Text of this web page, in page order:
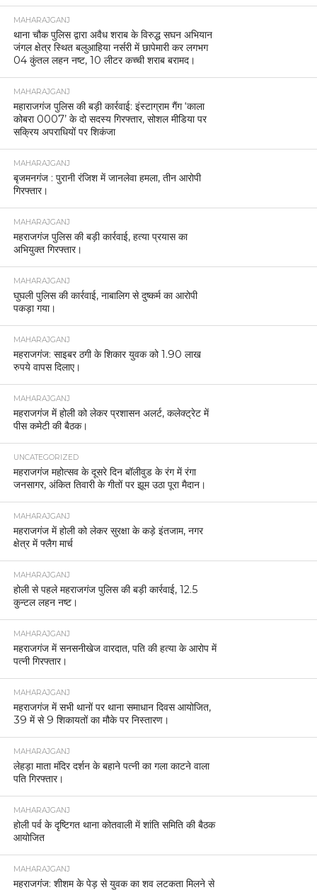
महराजगंज पुलिस ने गैंगेस्टर एक्ट के तहत बड़ी कार्रवाई करते
हुए थाना सिन्दुरिया क्षेत्र में सक्रिय एक गिरोह के खिलाफ
मुकदमा दर्ज किया है। यह कार्रवाई 8 जनवरी 2026 को की
गई।
महराजगंज पुलिस की बड़ी सफलता 20 लाख की साइबर ठगी
की रकम पीड़ित को वापस दिलाई।
MAHARAJGANJ
महराजगंज भाजपा जिलामंत्री का कथित वीडियो वायरल, जांच
की मांग तेज।
MAHARAJGANJ
बाल विकास परियोजना विभाग मिठौरा में मुख्य सेविका माधुरी
देवी का सेवानिवृत्ति सम्मान समारोह आयोजित।
MAHARAJGANJ
महराजगंज में पुलिस की दो बड़ी कार्यवाहियां, तस्करी और चोरी
के मामलों में आरोपी गिरफ्तार
महराजगंज महिला जिला अस्पताल बना कमीशनखोरी का
MAHARAJGANJ
महराजगंज: पुलिस ने मोटरसाइकिल की डिक्की से डेढ़ लाख
रुपये चोरी के मामले का किया खुलासा, मुख्य अभियुक्त
गिरफ्तार
MAHARAJGANJ
महराजगंज जनपद के थाना श्यामदेउरवां क्षेत्र में ऑनलाइन
जुआ खिलाने और उसका आयोजन करने वालों के खिलाफ
MAHARAJGANJ
कुदरत का करिश्मा या तक़दीर का खेल, महराजगंज में जन्मे
स्वस्थ।
MAHARAJGANJ
लकड़ी बरामद, ठेकेदार पर मुकदमा
MAHARAJGANJ
और बाइक मिलने से हड़कंप।
MAHARAJGANJ
ब्रीफकेस में मिला महिला का शव।
MAHARAJGANJ
मांगों को लेकर उठाई आवाज
MAHARAJGANJ
लगातार सातवीं बार हाईएस्ट PBA अवार्ड